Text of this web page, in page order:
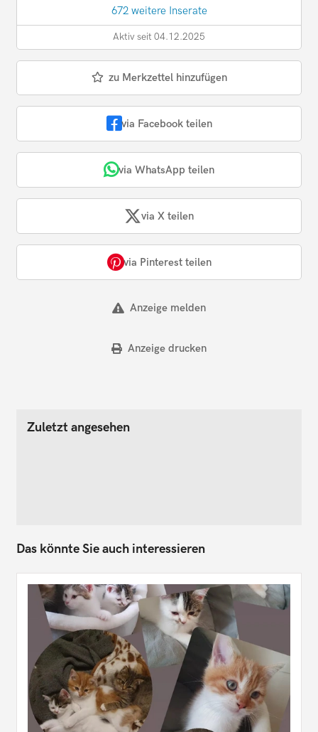
672 weitere Inserate
Aktiv seit 04.12.2025
zu Merkzettel hinzufügen
via Facebook teilen
via WhatsApp teilen
via X teilen
via Pinterest teilen
Anzeige melden
Anzeige drucken
Zuletzt angesehen
Das könnte Sie auch interessieren